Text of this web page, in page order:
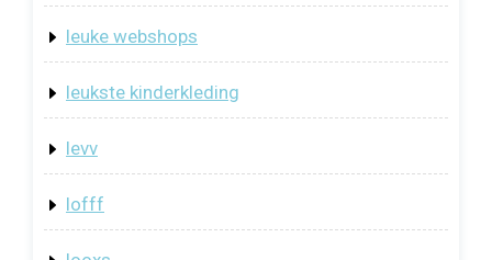
leuke webshops
leukste kinderkleding
levv
lofff